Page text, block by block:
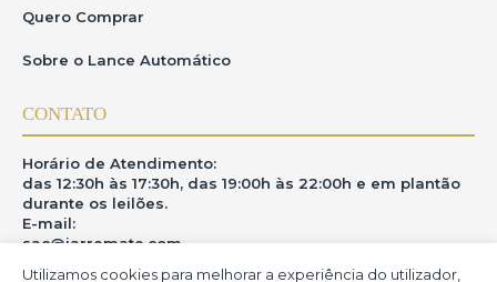
Utilizamos cookies para melhorar a experiência do utilizador,
Quero Comprar
Sobre o Lance Automático
CONTATO
Horário de Atendimento:
das 12:30h às 17:30h, das 19:00h às 22:00h e em plantão
durante os leilões.
E-mail:
sac@iarremate.com